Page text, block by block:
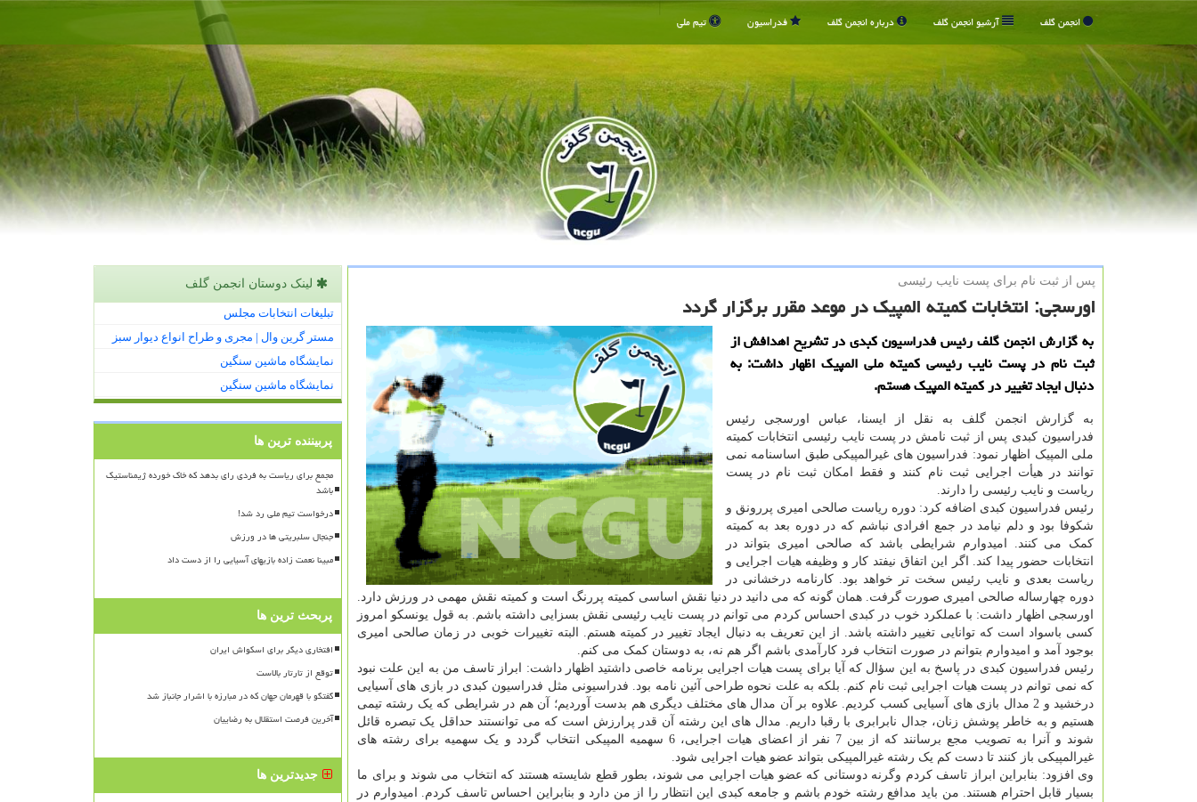
انجمن گلف آرشیو انجمن گلف درباره انجمن گلف فدراسیون تیم ملی
پس از ثبت نام برای پست نایب رئیسی
اورسجی: انتخابات کمیته المپیک در موعد مقرر برگزار گردد
به گزارش انجمن گلف رئیس فدراسیون کبدی در تشریح اهدافش از
ثبت نام در پست نایب رئیسی کمیته ملی المپیک اظهار داشت: به
دنبال ایجاد تغییر در کمیته المپیک هستم.
به گزارش انجمن گلف به نقل از ایسنا، عباس اورسجی رئیس
فدراسیون کبدی پس از ثبت نامش در پست نایب رئیسی انتخابات کمیته
ملی المپیک اظهار نمود: فدراسیون های غیرالمپیکی طبق اساسنامه نمی
توانند در هیأت اجرایی ثبت نام کنند و فقط امکان ثبت نام در پست
ریاست و نایب رئیسی را دارند.
رئیس فدراسیون کبدی اضافه کرد: دوره ریاست صالحی امیری پررونق و
شکوفا بود و دلم نیامد در جمع افرادی نباشم که در دوره بعد به کمیته
کمک می کنند. امیدوارم شرایطی باشد که صالحی امیری بتواند در
انتخابات حضور پیدا کند. اگر این اتفاق نیفتد کار و وظیفه هیات اجرایی و
ریاست بعدی و نایب رئیس سخت تر خواهد بود. کارنامه درخشانی در
دوره چهارساله صالحی امیری صورت گرفت. همان گونه که می دانید در دنیا نقش اساسی کمیته پررنگ است و کمیته نقش مهمی در ورزش دارد.
اورسجی اظهار داشت: با عملکرد خوب در کبدی احساس کردم می توانم در پست نایب رئیسی نقش بسزایی داشته باشم. به قول یونسکو امروز
کسی باسواد است که توانایی تغییر داشته باشد. از این تعریف به دنبال ایجاد تغییر در کمیته هستم. البته تغییرات خوبی در زمان صالحی امیری
بوجود آمد و امیدوارم بتوانم در صورت انتخاب فرد کارآمدی باشم اگر هم نه، به دوستان کمک می کنم.
رئیس فدراسیون کبدی در پاسخ به این سؤال که آیا برای پست هیات اجرایی برنامه خاصی داشتید اظهار داشت: ابراز تاسف من به این علت نبود
که نمی توانم در پست هیات اجرایی ثبت نام کنم. بلکه به علت نحوه طراحی آئین نامه بود. فدراسیونی مثل فدراسیون کبدی در بازی های آسیایی
درخشید و 2 مدال بازی های آسیایی کسب کردیم. علاوه بر آن مدال های مختلف دیگری هم بدست آوردیم؛ آن هم در شرایطی که یک رشته تیمی
هستیم و به خاطر پوشش زنان، جدال نابرابری با رقبا داریم. مدال های این رشته آن قدر پرارزش است که می توانستند حداقل یک تبصره قائل
شوند و آنرا به تصویب مجع برسانند که از بین 7 نفر از اعضای هیات اجرایی، 6 سهمیه المپیکی انتخاب گردد و یک سهمیه برای رشته های
غیرالمپیکی باز کنند تا دست کم یک رشته غیرالمپیکی بتواند عضو هیات اجرایی شود.
وی افزود: بنابراین ابراز تاسف کردم وگرنه دوستانی که عضو هیات اجرایی می شوند، بطور قطع شایسته هستند که انتخاب می شوند و برای ما
بسیار قابل احترام هستند. من باید مدافع رشته خودم باشم و جامعه کبدی این انتظار را از من دارد و بنابراین احساس تاسف کردم. امیدوارم در
لینک دوستان انجمن گلف
تبلیغات انتخابات مجلس
مستر گرین وال | مجری و طراح انواع دیوار سبز
نمایشگاه ماشین سنگین
نمایشگاه ماشین سنگین
پربیننده ترین ها
مجمع برای ریاست به فردی رای بدهد که خاک خورده ژیمناستیک
باشد
درخواست تیم ملی رد شد!
جنجال سلبریتی ها در ورزش
مبینا نعمت زاده بازیهای آسیایی را از دست داد
پربحث ترین ها
افتخاری دیگر برای اسکواش ایران
توقع از تارتار بالاست
گفتگو با قهرمان جهان که در مبارزه با اشرار جانباز شد
آخرین فرصت استقلال به رضاییان
جدیدترین ها